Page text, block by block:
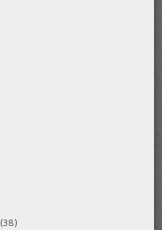
(38)